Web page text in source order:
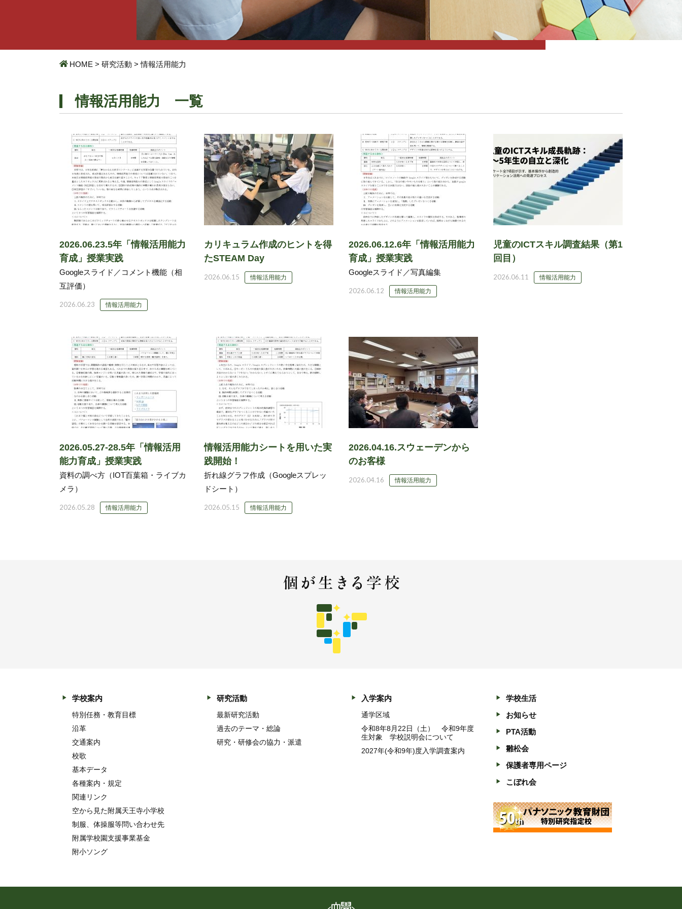
HOME > 研究活動 > 情報活用能力
情報活用能力 一覧
2026.06.23.5年「情報活用能力
育成」授業実践
Googleスライド／コメント機能（相
互評価）
2026.06.23 情報活用能力
カリキュラム作成のヒントを得
たSTEAM Day
2026.06.15 情報活用能力
2026.06.12.6年「情報活用能力
育成」授業実践
Googleスライド／写真編集
2026.06.12 情報活用能力
児童のICTスキル調査結果（第1
回目）
2026.06.11 情報活用能力
2026.05.27-28.5年「情報活用
能力育成」授業実践
資料の調べ方（IOT百葉箱・ライブカ
メラ）
2026.05.28 情報活用能力
情報活用能力シートを用いた実
践開始！
折れ線グラフ作成（Googleスプレッ
ドシート）
2026.05.15 情報活用能力
2026.04.16.スウェーデンから
のお客様
2026.04.16 情報活用能力
学校案内
特別任務・教育目標
沿革
交通案内
校歌
基本データ
各種案内・規定
関連リンク
空から見た附属天王寺小学校
制服、体操服等問い合わせ先
附属学校園支援事業基金
附小ソング
研究活動
最新研究活動
過去のテーマ・総論
研究・研修会の協力・派遣
入学案内
通学区域
令和8年8月22日（土） 令和9年度
生対象 学校説明会について
2027年(令和9年)度入学調査案内
学校生活
お知らせ
PTA活動
雛松会
保護者専用ページ
こぼれ会